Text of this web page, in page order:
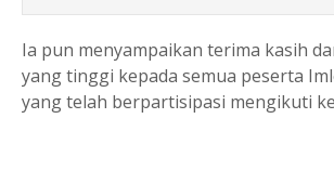
Ia pun menyampaikan terima kasih
yang tinggi kepada semua peserta
yang telah berpartisipasi mengikuti